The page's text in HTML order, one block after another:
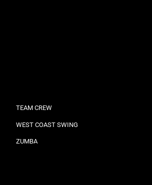
TEAM CREW
WEST COAST SWING
ZUMBA